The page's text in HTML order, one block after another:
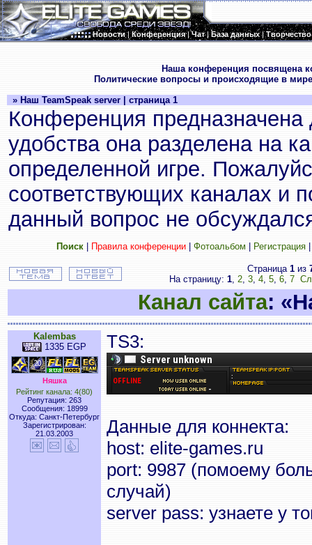
Новости|Конференция|Чат|База данных|Творчество
Наша конференция посвящена
Политические вопросы и происходящие в
» Наш TeamSpeak server | страница 1
Конференция
удобства она разделена на
определенной игре.
соответствующих каналах и
данный вопрос не
Поиск| Правила конференции| Фотоальбом Регистрация
Страница 1из
На страницу: 1, 2, 3, 4, 5, 6, 7
Канал сайта:
Kalembas
1335 EGP
Няшка
Рейтинг канала: 4(80)
Репутация: 263
Сообщения: 18999
Откуда: Санкт-Петербург
Зарегистрирован:
21.03.2003
TS3:
Данные для коннекта:
host: elite-games.ru
port: 9987 (помоему
случай)
server pass: узнаете у